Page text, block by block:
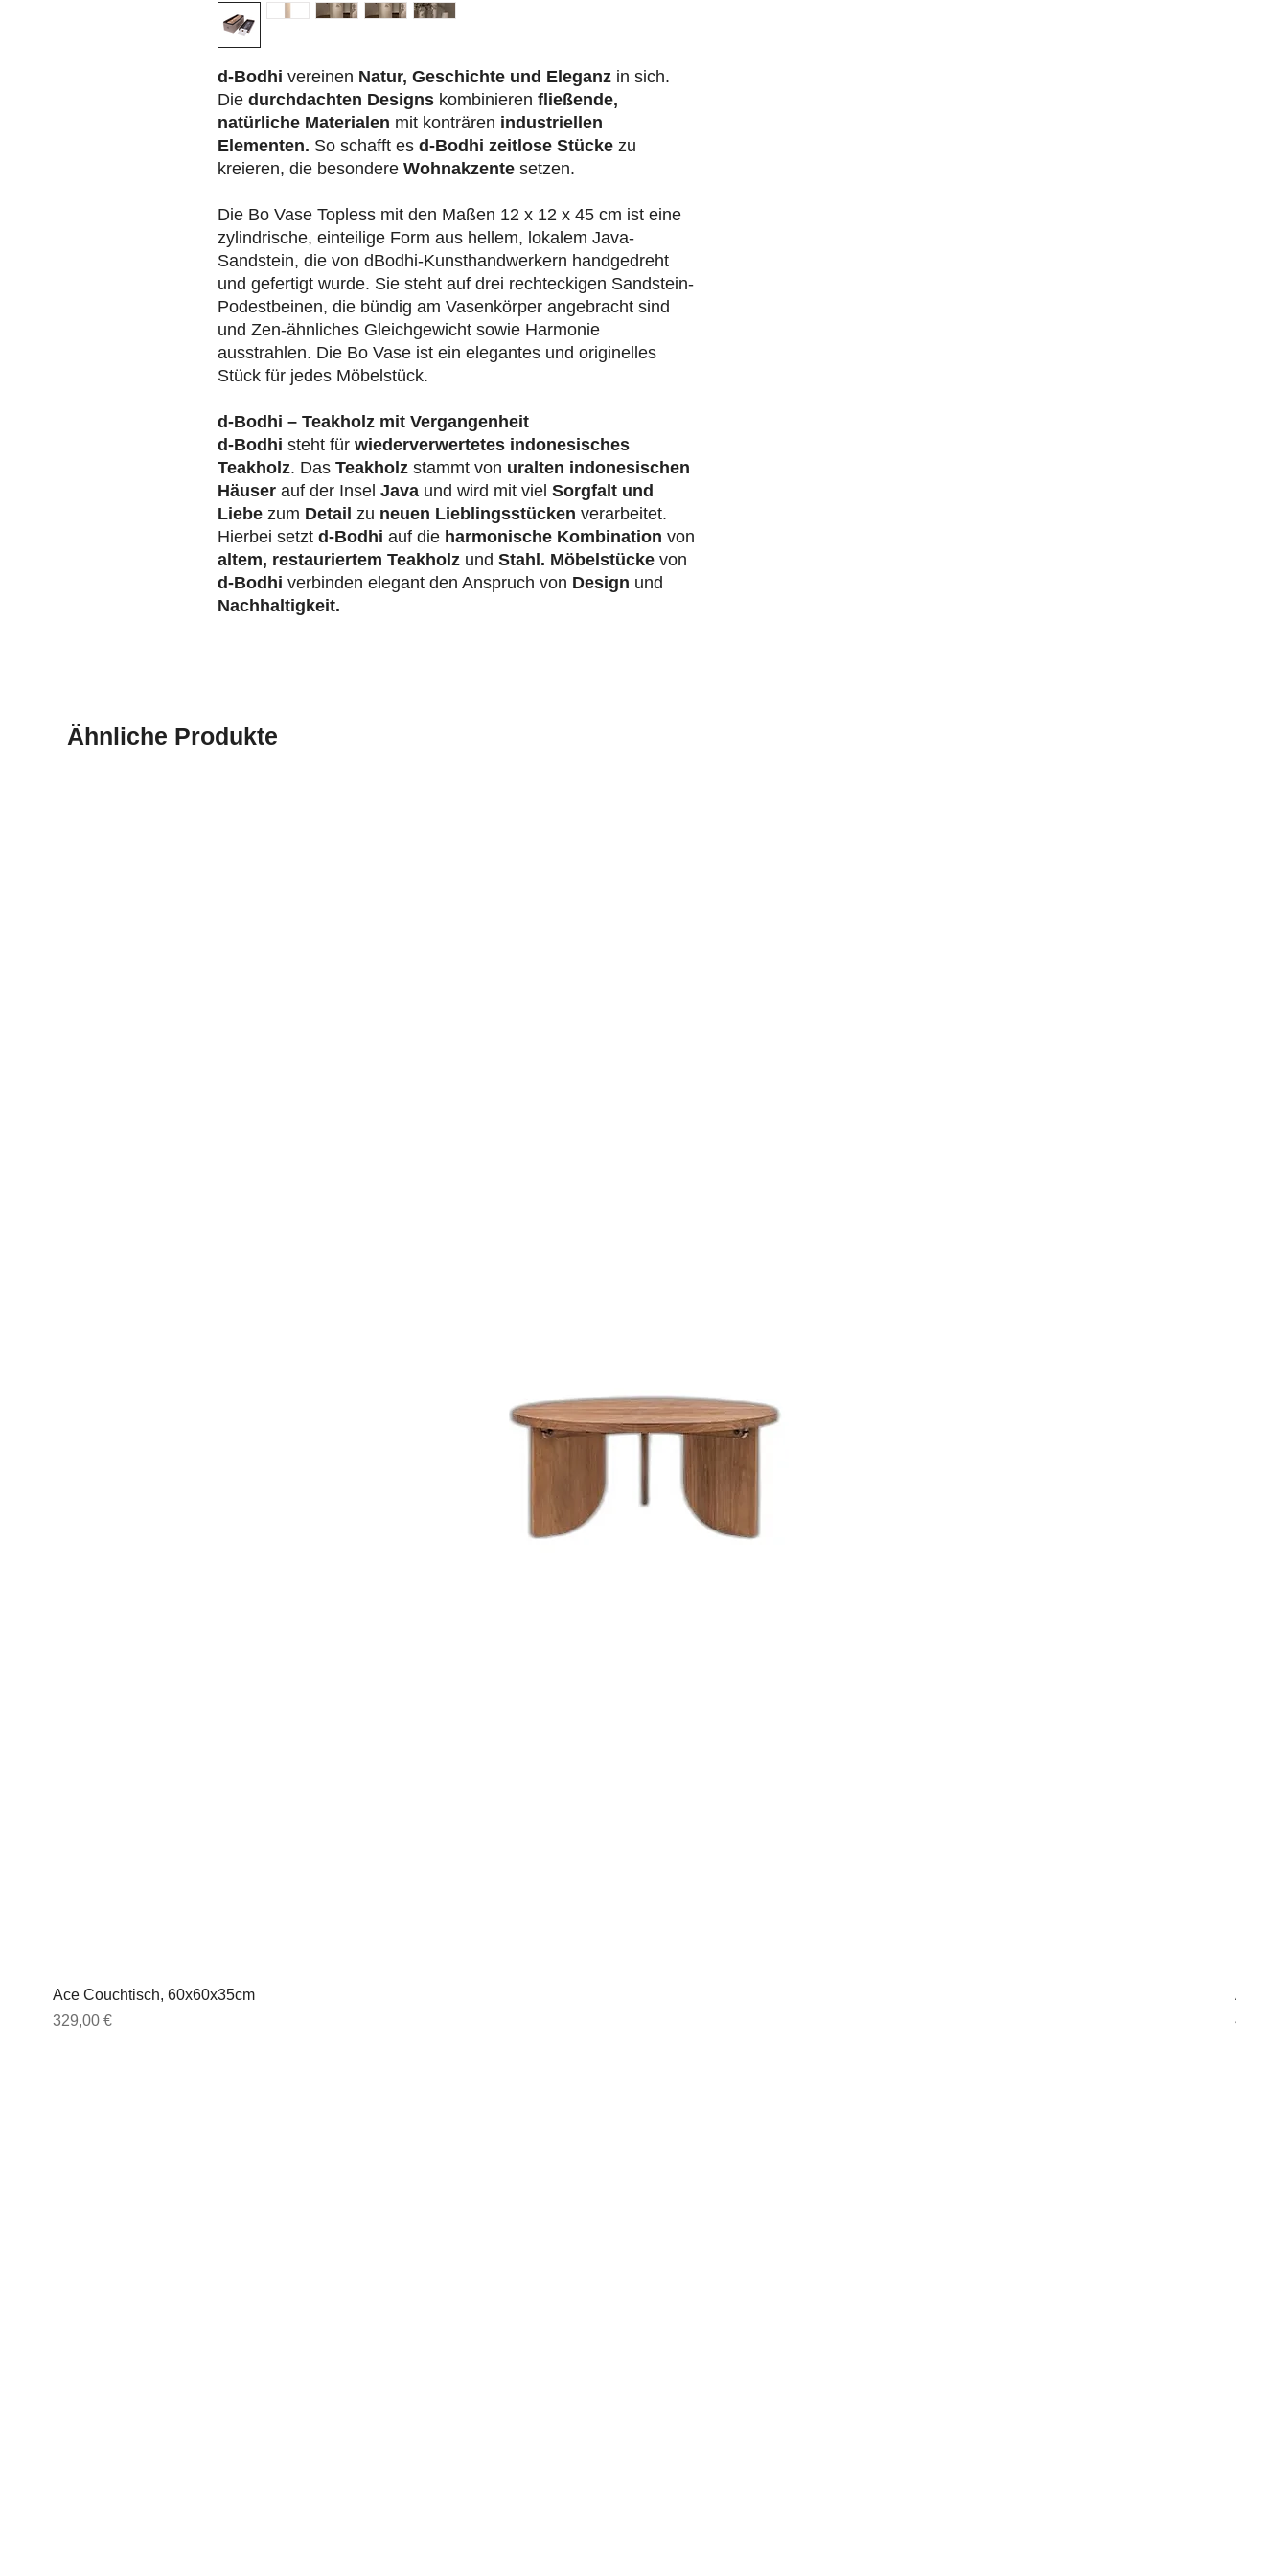
d-Bodhi vereinen Natur, Geschichte und Eleganz in sich.
Die durchdachten Designs kombinieren fließende,
natürliche Materialen mit konträren industriellen
Elementen. So schafft es d-Bodhi zeitlose Stücke zu
kreieren, die besondere Wohnakzente setzen.
Die Bo Vase Topless mit den Maßen 12 x 12 x 45 cm ist eine
zylindrische, einteilige Form aus hellem, lokalem Java-
Sandstein, die von dBodhi-Kunsthandwerkern handgedreht
und gefertigt wurde. Sie steht auf drei rechteckigen Sandstein-
Podestbeinen, die bündig am Vasenkörper angebracht sind
und Zen-ähnliches Gleichgewicht sowie Harmonie
ausstrahlen. Die Bo Vase ist ein elegantes und originelles
Stück für jedes Möbelstück.
d-Bodhi – Teakholz mit Vergangenheit
d-Bodhi steht für wiederverwertetes indonesisches
Teakholz. Das Teakholz stammt von uralten indonesischen
Häuser auf der Insel Java und wird mit viel Sorgfalt und
Liebe zum Detail zu neuen Lieblingsstücken verarbeitet.
Hierbei setzt d-Bodhi auf die harmonische Kombination von
altem, restauriertem Teakholz und Stahl. Möbelstücke von
d-Bodhi verbinden elegant den Anspruch von Design und
Nachhaltigkeit.
Ähnliche Produkte
Ace Couchtisch, 60x60x35cm
Preis
329,00 €
Ace
Preis
449,00